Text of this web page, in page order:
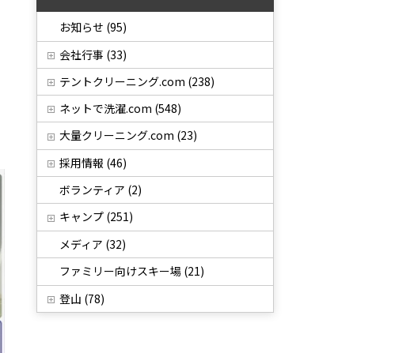
お知らせ (95)
会社行事 (33)
テントクリーニング.com (238)
ネットで洗濯.com (548)
大量クリーニング.com (23)
採用情報 (46)
ボランティア (2)
キャンプ (251)
メディア (32)
ファミリー向けスキー場 (21)
登山 (78)